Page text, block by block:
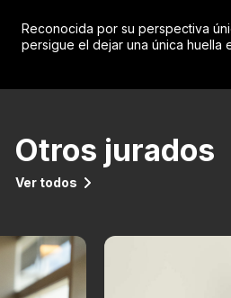
Reconocida por su perspectiva
persigue el dejar una única huella
Otros jurados
Ver todos